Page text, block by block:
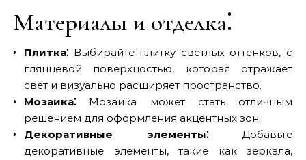
Материалы и отделка⁚
Плитка⁚Выбирайте плитку светлых оттенков, с
глянцевой поверхностью, которая отражает
свет и визуально расширяет пространство.
Мозаика⁚Мозаика может стать отличным
решением для оформления акцентных зон.
Декоративные элементы⁚Добавьте
декоративные элементы, такие как зеркала,